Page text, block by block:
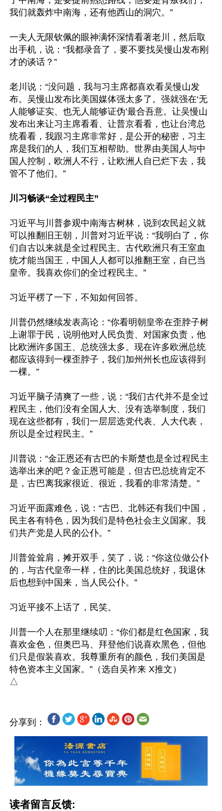
我们就轰炸中南海，还有他西山的洞穴。”
一夫人无限钦佩的眼神满怀深情看著老川，然后取
出手机，说：“我都录音了，要不要找吴慢山发布刚
才的谈话？”
老川说：“没问题，我与习主席都喜欢看吴慢山发
布。吴慢山发布比美国媒体强太多了。强就强在‘无
人能够证实、也无人能够证伪’最合吾意。让吴慢山
发布出来让习主席看看、让普京看看，也让台湾总
统看看，我跟习主席非常好，是公开的秘密，习主
席是我们的人，我们互相帮助。世界由美国人与中
国人控制，欧洲人不行，让欧洲人自已烂下去，我
管不了他们。”
川习畅谈“全过程民主”
习近平与川普参观中南海古树林，说到农民起义就
可以推翻旧王朝，川普对习近平说：“我明白了，你
们自古以来就是全过程民主。古代欧洲只有王室血
统才能当国王，中国人人都可以推翻王室，自已当
皇帝。我喜欢你们的全过程民主。”
习近平楞了一下，不知如何回答。
川普仍然继续发表高论：“你看明朝皇帝在歪脖子树
上谢罪于民，说明他对人民负责、对国家负责，他
比欧洲许多国王、总统强太多。现在许多欧洲总统
都应该得到一棵歪脖子，我们加州州长也应该得到
一棵。”
习近平脑子清爽了一些，说：“我们古代并不是全过
程民主，他们没有全国人大、没有选举制度，我们
现在这些都有，我们一层层选党代表、人大代表，
所以是全过程民主。”
川普说：“金正恩还有古巴的卡斯楚也是全过程民主
选举出来的吧？金正恩可能是，但古巴总统肯定不
是，古巴离我家很近、很近，我看的非常清楚。”
习近平面露难色，说：“古巴、北韩还有我们中国，
民主各有特色，因为我们是特色社会主义国家。我
们共产党是人民的公仆。”
川普耸耸肩，摊开双手，笑了，说：“你这位做公仆
的，与古代皇帝一样，住的比美国总统好，我退休
后也想到中国来，当人民公仆。”
习近平接不上话了，民笑。
川普一个人在那里继续叨：“你们都是红色国家，我
喜欢金色，但奥巴马、拜登他们说喜欢黑色，但他
们只是假装喜欢。我尊重所有的颜色，我们美国是
特色资本主义国家。”（选自吴祚来 X推文）
分享到：
读者留言反馈: